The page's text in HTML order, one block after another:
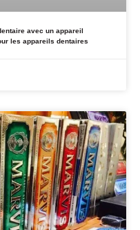
avec un appareil
les appareils dentaires